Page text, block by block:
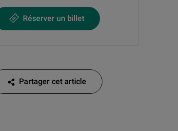
Réserver un billet
Partager cet article
Partager cet article sur Facebook
Partager cet article sur Twitter
Partager cet article sur Linkedin